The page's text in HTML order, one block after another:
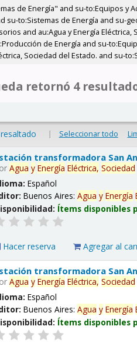
de Energía" and su-to:Equipos y
su-to:Sistemas de Energía and su-
and au:Agua y Energía
de Energía and su-
Sociedad del Estado. and su-
retornó 4
| Seleccionar todo
transformadora San
Agua y Energía Eléctrica, Sociedad
Español
Buenos Aires:Agua y Energía
Ítems disponibles
Hacer reserva Agregar al
transformadora San
Agua y Energía Eléctrica, Sociedad
Español
Buenos Aires:Agua y Energía
Ítems disponibles